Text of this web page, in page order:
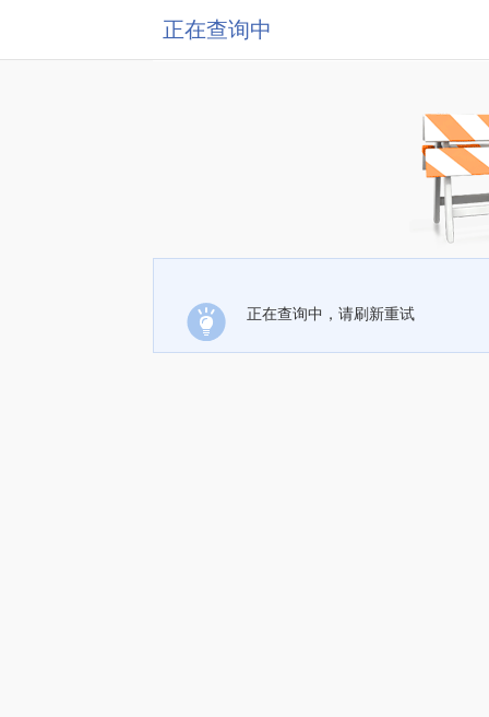
正在查询中
正在查询中，请刷新重试